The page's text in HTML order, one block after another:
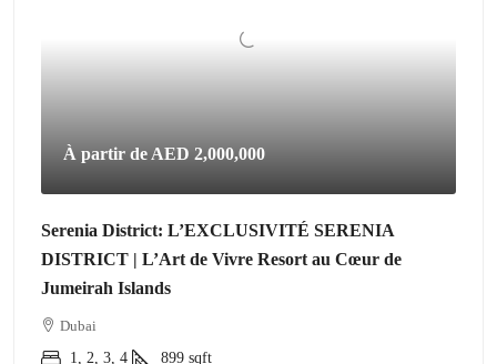
À partir de AED 2,000,000
Serenia District: L’EXCLUSIVITÉ SERENIA
DISTRICT | L’Art de Vivre Resort au Cœur de
Jumeirah Islands
Dubai
1, 2, 3, 4
899 sqft